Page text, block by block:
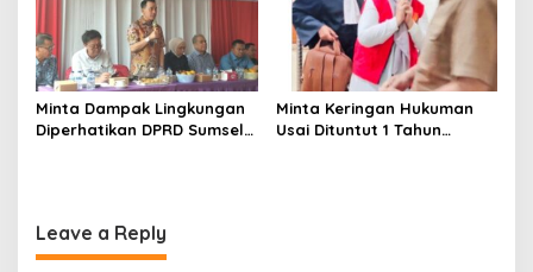
Minta Dampak Lingkungan
Diperhatikan DPRD Sumsel
Minta Keringan Hukuman
Usai Dituntut 1 Tahun
Leave a Reply